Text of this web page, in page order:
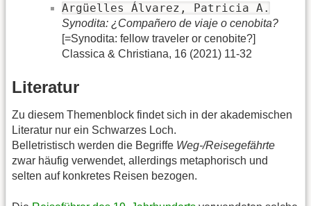
Argüelles Álvarez, Patricia A.
Synodita: ¿Compañero de viaje o cenobita?
[=Synodita: fellow traveler or cenobite?]
Classica & Christiana, 16 (2021) 11-32
Literatur
Zu diesem Themenblock findet sich in der akademischen
Literatur nur ein Schwarzes Loch.
Belletristisch werden die Begriffe Weg-/Reisegefährte
zwar häufig verwendet, allerdings metaphorisch und
selten auf konkretes Reisen bezogen.